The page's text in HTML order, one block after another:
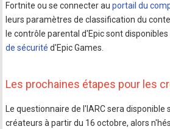
Fortnite ou se connecter auportail du
leurs paramètres de classification du
le contrôle parental d'Epic sont
de sécurité d'Epic Games.
Les prochaines étapes pour les
Le questionnaire de l'IARC sera disponible
créateurs à partir du 16 octobre, alors